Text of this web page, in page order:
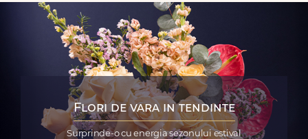
Flori de vara in tendinte
Surprinde-o cu energia sezonului estival